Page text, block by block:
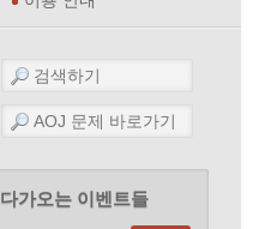
다가오는 이벤트들